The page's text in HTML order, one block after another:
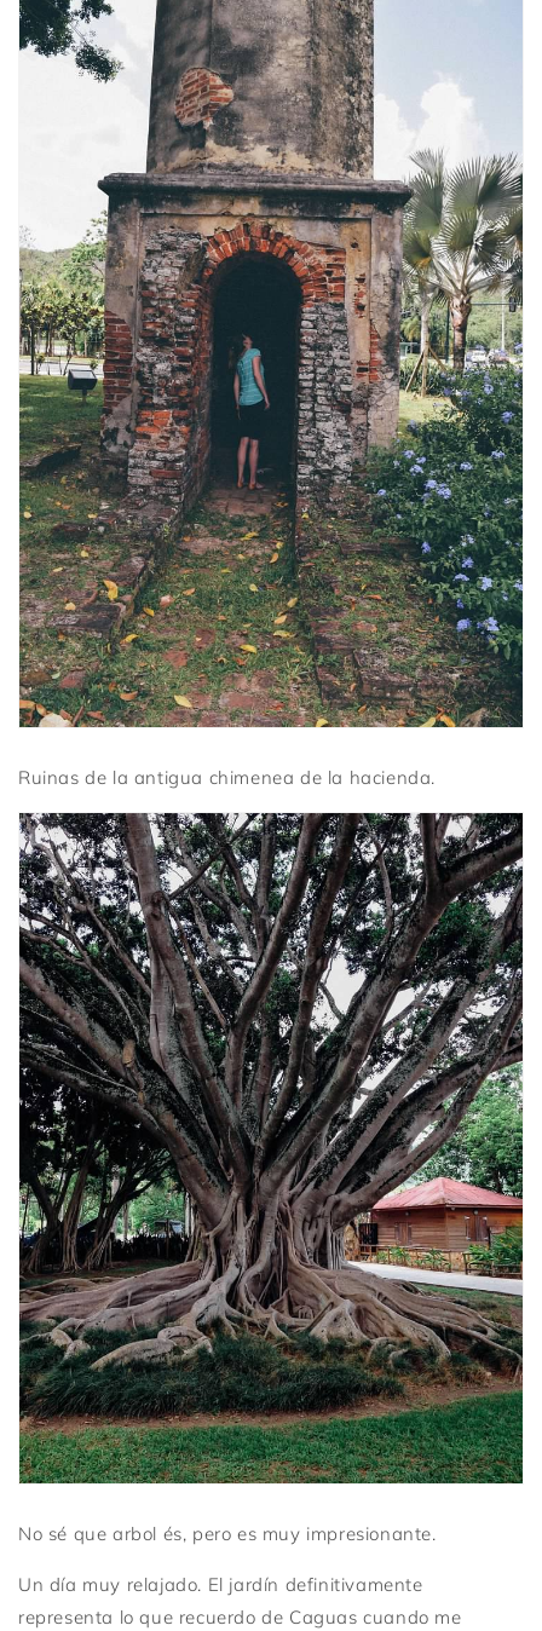
Ruinas de la antigua chimenea de la hacienda.
No sé que arbol és, pero es muy impresionante.
Un día muy relajado. El jardín definitivamente
representa lo que recuerdo de Caguas cuando me